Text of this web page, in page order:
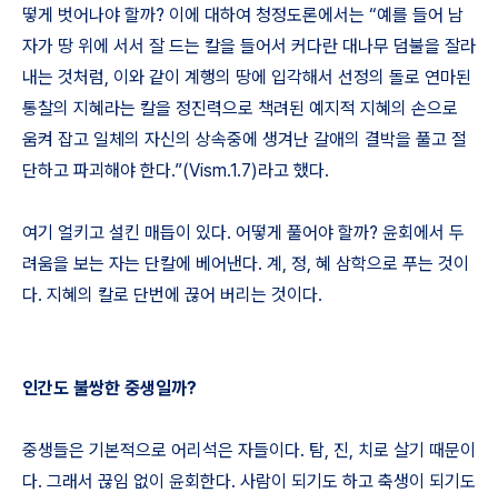
떻게 벗어나야 할까? 이에 대하여 청정도론에서는 “예를 들어 남
자가 땅 위에 서서 잘 드는 칼을 들어서 커다란 대나무 덤불을 잘라
내는 것처럼, 이와 같이 계행의 땅에 입각해서 선정의 돌로 연마된
통찰의 지혜라는 칼을 정진력으로 책려된 예지적 지혜의 손으로
움켜 잡고 일체의 자신의 상속중에 생겨난 갈애의 결박을 풀고 절
단하고 파괴해야 한다.”(Vism.1.7)라고 했다.
여기 얼키고 설킨 매듭이 있다. 어떻게 풀어야 할까? 윤회에서 두
려움을 보는 자는 단칼에 베어낸다. 계, 정, 혜 삼학으로 푸는 것이
다. 지혜의 칼로 단번에 끊어 버리는 것이다.
인간도 불쌍한 중생일까?
중생들은 기본적으로 어리석은 자들이다. 탐, 진, 치로 살기 때문이
다. 그래서 끊임 없이 윤회한다. 사람이 되기도 하고 축생이 되기도